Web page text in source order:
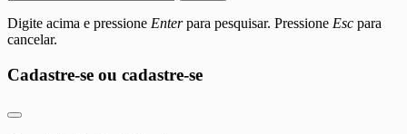
Digite acima e pressione Enterpara pesquisar. Pressione Esc para
cancelar.
Cadastre-se ou cadastre-se